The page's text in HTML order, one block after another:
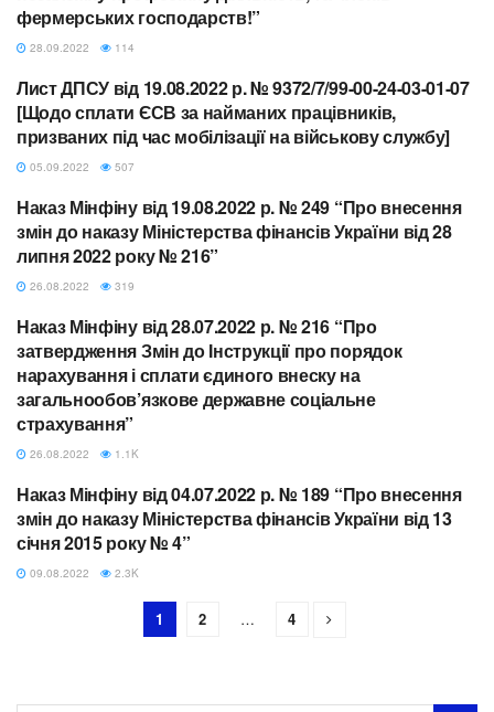
фермерських господарств!”
28.09.2022 114
ЄСВ
Лист ДПСУ від 19.08.2022 р. № 9372/7/99-00-24-03-01-07
[Щодо сплати ЄСВ за найманих працівників,
призваних під час мобілізації на військову службу]
05.09.2022 507
ЄСВ
Наказ Мінфіну від 19.08.2022 р. № 249 “Про внесення
змін до наказу Міністерства фінансів України від 28
липня 2022 року № 216”
26.08.2022 319
ЄСВ
Наказ Мінфіну від 28.07.2022 р. № 216 “Про
затвердження Змін до Інструкції про порядок
нарахування і сплати єдиного внеску на
загальнообов’язкове державне соціальне
страхування”
26.08.2022 1.1K
ЄСВ
Наказ Мінфіну від 04.07.2022 р. № 189 “Про внесення
змін до наказу Міністерства фінансів України від 13
січня 2015 року № 4”
09.08.2022 2.3K
1 2 … 4